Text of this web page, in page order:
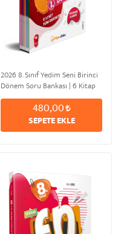
2026 8. Sınıf Yedim Seni Birinci
Dönem Soru Bankası | 6 Kitap
Set
480,00
SEPETE EKLE